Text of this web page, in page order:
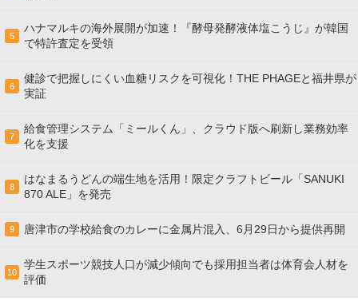
5
ハナマルキの海外展開が加速！『酵母発酵液体塩こうじ』が韓国
で特許査定を受領
6
健診で把握しにくい血糖リスクを可視化！THE PHAGEと福井県が
実証
7
給食管理システム「ミールくん」、クラウド版へ刷新し業務効率
化を支援
8
はなまるうどんの端生地を活用！限定クラフトビール「SANUKI
870 ALE」を発売
9 唐津市の学校給食のカレーに金属片混入、6月29日から提供再開
10
学生スポーツ競技人口が減少傾向でも採用担当者は体育会人材を
評価